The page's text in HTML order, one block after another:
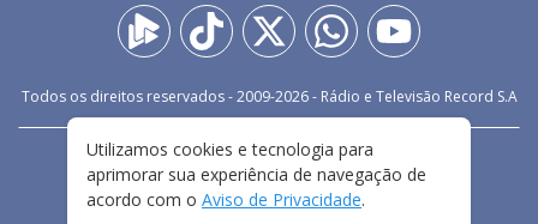
Todos os direitos reservados - 2009-2026- Rádio e Televisão Record S.A
FALE CONOSCO
PRIVACIDADE
TERMOS E CONDIÇÕES DE USO
Utilizamos cookies e tecnologia para
aprimorar sua experiência de navegação de
acordo com o Aviso de Privacidade.